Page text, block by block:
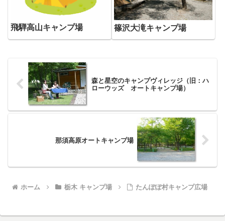
飛騨高山キャンプ場 篠沢大滝キャンプ場
森と星空のキャンプヴィレッジ（旧：ハ
ローウッズ オートキャンプ場）
那須高原オートキャンプ場
ホーム 栃木 キャンプ場 たんぽぽ村キャンプ広場